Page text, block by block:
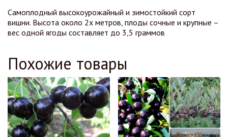
Самоплодный высокоурожайный и зимостойкий сорт
вишни. Высота около 2х метров, плоды сочные и крупные –
вес одной ягоды составляет до 3,5 граммов
Похожие товары